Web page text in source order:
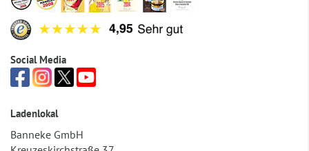
Social Media
Ladenlokal
Banneke GmbH